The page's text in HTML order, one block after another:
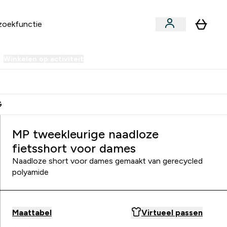
MP tweekleurige naadloze
fietsshort voor dames
Naadloze short voor dames gemaakt van gerecycled
polyamide
Maattabel Virtueel passen